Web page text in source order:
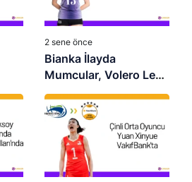
2 sene önce
Bianka İlayda
Mumcular, Volero Le
Cannet’te